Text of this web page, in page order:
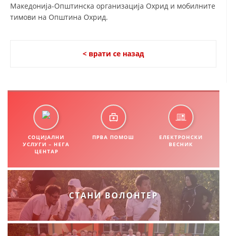
СТРУКТУРА И ОРГАНИЗАЦИОНА ПОСТАВЕНОСТ
ДИСЕМИНАЦИЈА
MЕЃУНАРОДНО ХУМАНИТАРНО ПРАВО
УПОТРЕБА И ЗАШТИТА НА АМБЛЕМОТ
СОЦИЈАЛНО ХУМАНИТАРНА ДЕЈНОСТ
КАКО ДА ДОНИРАТЕ
Македонија-Општинска организација Охрид и мобилните
тимови на Општина Охрид.
< врати се назад
СОЦИЈАЛНИ
УСЛУГИ – НЕГА
ЦЕНТАР
ПРВА ПОМОШ
ЕЛЕКТРОНСКИ
ВЕСНИК
СТАНИ ВОЛОНТЕР